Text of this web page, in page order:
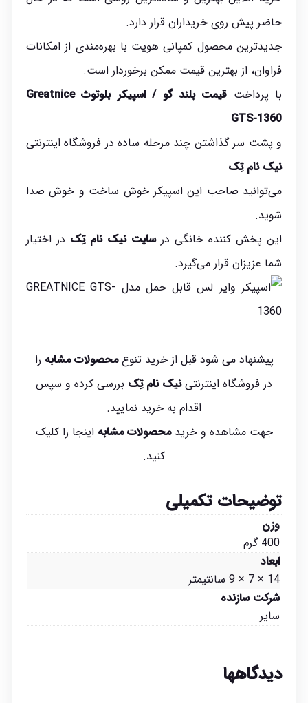
حاضر پیش روی خریداران قرار دارد.
جدیدترین محصول کمپانی هویت با بهره‌مندی از امکانات
فراوان، از بهترین قیمت ممکن برخوردار است.
با پرداخت قیمتبلند گو /
اسپیکر بلوتوث Greatnice
GTS-1360
و پشت سر گذاشتن چند مرحله ساده در فروشگاه اینترنتی
نیک نام تِک
می‌توانید صاحب این اسپیکر خوش ساخت و خوش صدا
شوید.
این پخش کننده خانگی درسایت نیک نام تِک در اختیار
شما عزیزان قرار می‌گیرد.
پیشنهاد می شود قبل از خرید تنوعمحصولات مشابه را
در فروشگاه اینترنتینیک نام تِک بررسی کرده و سپس
اقدام به خرید نمایید.
جهت مشاهده و خریدمحصولات مشابه اینجا را کلیک
کنید.
توضیحات تکمیلی
وزن
400 گرم
ابعاد
14 × 7 × 9 سانتیمتر
شرکت سازنده
سایر
دیدگاهها